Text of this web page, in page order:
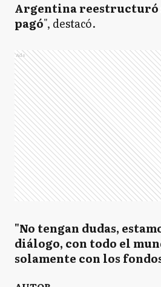
Argentina reestructuró
pagó", destacó.
Ads
"No tengan dudas,
diálogo, con todo el
solamente con los